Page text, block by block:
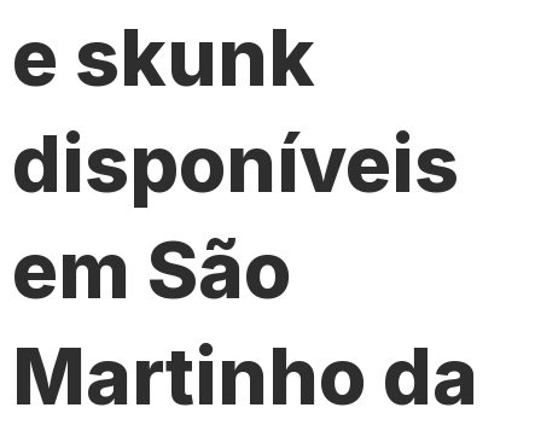
e skunk
disponíveis
em São
Martinho da